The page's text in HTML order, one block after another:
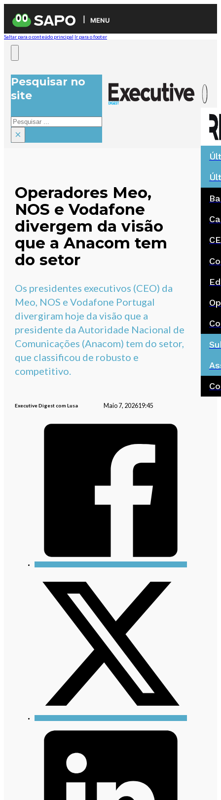
MENU
Saltar para o conteúdo principal Ir para o footer
Pesquisar no
site
Pesquisar
×
Operadores Meo,
NOS e Vodafone
divergem da visão
que a Anacom tem
do setor
Os presidentes executivos (CEO) da
Meo, NOS e Vodafone Portugal
divergiram hoje da visão que a
presidente da Autoridade Nacional de
Comunicações (Anacom) tem do setor,
que classificou de robusto e
competitivo.
Executive Digest com Lusa Maio 7, 202619:45